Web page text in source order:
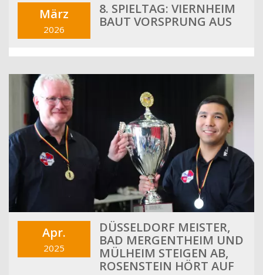
März
2026
8. SPIELTAG: VIERNHEIM
BAUT VORSPRUNG AUS
Apr.
2025
DÜSSELDORF MEISTER,
BAD MERGENTHEIM UND
MÜLHEIM STEIGEN AB,
ROSENSTEIN HÖRT AUF